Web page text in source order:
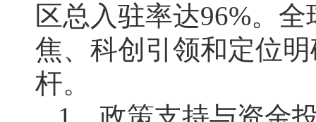
区总入驻率达96%。
焦、科创引领和定位
杆。